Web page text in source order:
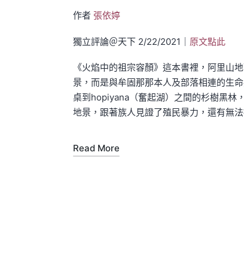
by
作者 張依婷
獨立評論＠天下 2/22/2021｜ 原文點此
《火焰中的祖宗容顏》這本書裡，阿里
景，而是與牟固那那本人及部落相連的生
桌到hopiyana（奮起湖）之間的杉樹黑林
地景，跟著族人見證了殖民暴力，還有無
Read More